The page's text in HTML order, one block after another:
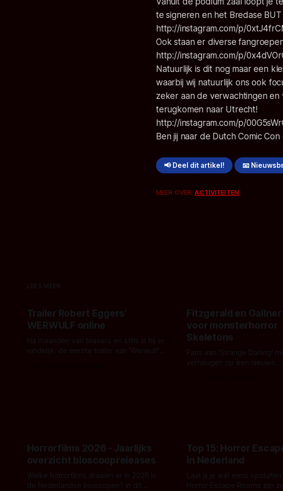
te signeren en het Bredase
http://instagram.com/p/
Ook staan er diverse
http://instagram.com/p/
Natuurlijk is dit nog maar een
waarbij wij natuurlijk ons ook
zeker aan de verwachtingen en
terugkomen naar Utrecht!
http://instagram.com/p/
Ben jij naar de Dutch Comic
📢 Deel dit artikel! 📧
MEER OVER:ACTIVITEITEN
LEES MEER
Trailer Robert Eggers'
WERWULF online
Na maanden van teasers en stills is hij er
eindelijk: de eerste trailer van 'Werwulf'.
Fitzgerald en
voor monsterhorror
Skeletons
Fans van 'Strange Darling'
verheugen op een nieuwe
Horrorfilms 2026 - Jaarlijks
overzicht bioscoopreleases
Welke horrorfilms draaien er in 2026 in
de Nederlandse bioscopen? In dit
Top 15: Horror
in Nederland
Laat jij je wel eens
Horror Escape Rooms zijn